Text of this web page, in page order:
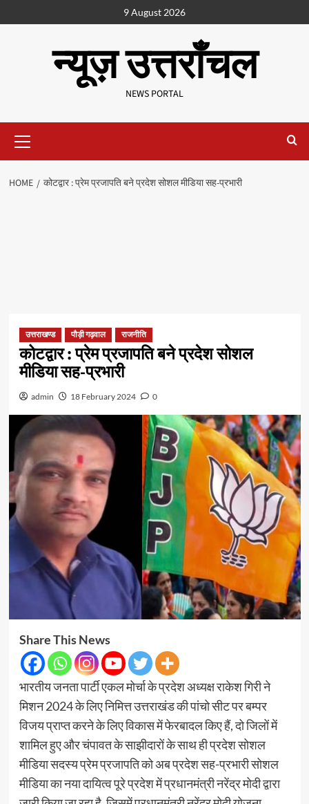
9 August 2026
न्यूज़ उत्तराँचल
NEWS PORTAL
HOME कोटद्वार : प्रेम प्रजापति बने प्रदेश सोशल मीडिया सह-प्रभारी
उत्तराखण्ड पौड़ी गढ़वाल राजनीति
कोटद्वार : प्रेम प्रजापति बने प्रदेश सोशल
मीडिया सह-प्रभारी
admin 18 February 2024 0
Share This News
भारतीय जनता पार्टी एकल मोर्चा के प्रदेश अध्यक्ष राकेश गिरी ने
मिशन 2024 के लिए निमित्त उत्तराखंड की पांचो सीट पर बम्पर
विजय प्राप्त करने के लिए विकास में फेरबादल किए हैं, दो जिलों में
शामिल हुए और चंपावत के साझीदारों के साथ ही प्रदेश सोशल
मीडिया सदस्य प्रेम प्रजापति को अब प्रदेश सह-प्रभारी सोशल
मीडिया का नया दायित्व पूरे प्रदेश में प्रधानमंत्री नरेंद्र मोदी द्वारा